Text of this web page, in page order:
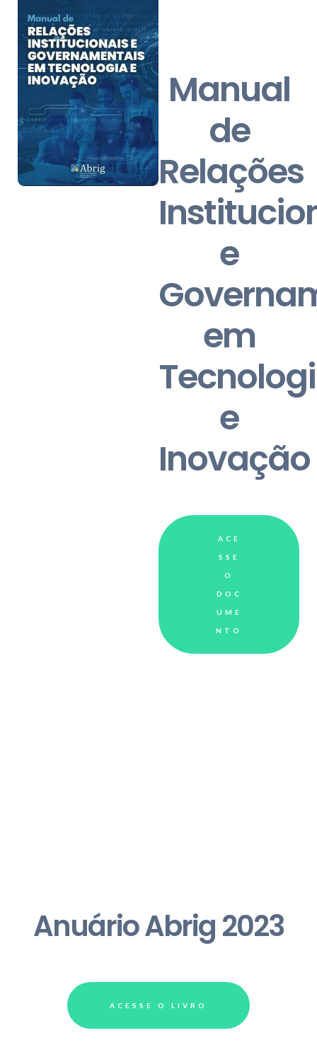
Manual
de
Relações
e
em
e
Inovação
ACE
SSE
O
DOC
UME
NTO
Anuário Abrig 2023
ACESSE O LIVRO